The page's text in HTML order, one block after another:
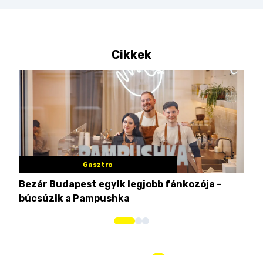
Cikkek
Gasztro
Bezár Budapest egyik legjobb fánkozója –
búcsúzik a Pampushka